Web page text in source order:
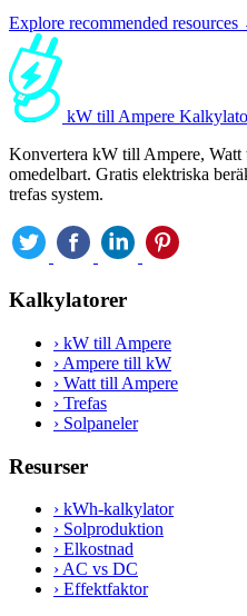
Explore recommended resources
kW till Ampere
Konvertera kW till Ampere,
omedelbart. Gratis elektriska
trefas system.
Kalkylatorer
› kW till Ampere
› Ampere till kW
› Watt till Ampere
› Trefas
› Solpaneler
Resurser
› kWh-kalkylator
› Solproduktion
› Elkostnad
› AC vs DC
› Effektfaktor